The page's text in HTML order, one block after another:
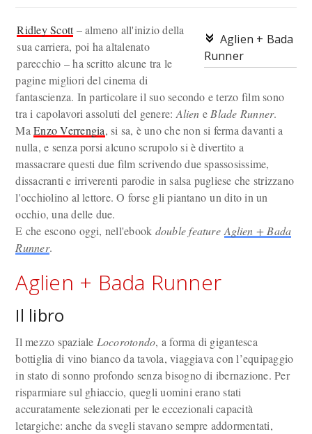
Aglien + Bada
Runner
Ridley Scott– almeno all'inizio della
sua carriera, poi ha altalenato
parecchio – ha scritto alcune tra le
pagine migliori del cinema di
fantascienza. In particolare il suo secondo e terzo film sono
tra i capolavori assoluti del genere: Alien e Blade Runner.
MaEnzo Verrengia, si sa, è uno che non si ferma davanti a
nulla, e senza porsi alcuno scrupolo si è divertito a
massacrare questi due film scrivendo due spassosissime,
dissacranti e irriverenti parodie in salsa pugliese che strizzano
l'occhiolino al lettore. O forse gli piantano un dito in un
occhio, una delle due.
E che escono oggi, nell'ebook double feature Aglien + Bada
Runner.
Aglien + Bada Runner
Il libro
Il mezzo spaziale Locorotondo, a forma di gigantesca
bottiglia di vino bianco da tavola, viaggiava con l’equipaggio
in stato di sonno profondo senza bisogno di ibernazione. Per
risparmiare sul ghiaccio, quegli uomini erano stati
accuratamente selezionati per le eccezionali capacità
letargiche: anche da svegli stavano sempre addormentati,